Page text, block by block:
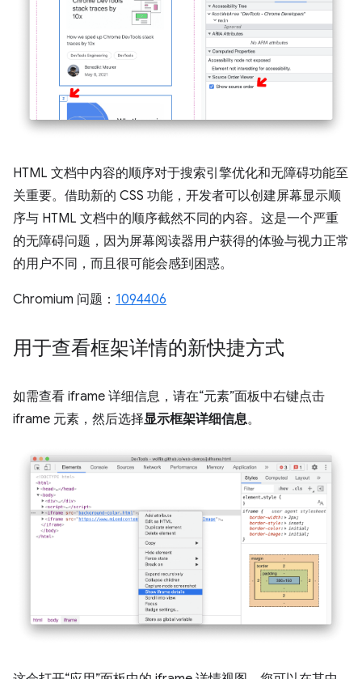
HTML 文档中内容的顺序对于搜索引擎优化和无障碍功能至
关重要。借助新的 CSS 功能，开发者可以创建屏幕显示顺
序与 HTML 文档中的顺序截然不同的内容。这是一个严重
的无障碍问题，因为屏幕阅读器用户获得的体验与视力正常
的用户不同，而且很可能会感到困惑。
Chromium 问题： 1094406
用于查看框架详情的新快捷方式
如需查看 iframe 详细信息，请在“元素”面板中右键点击
iframe 元素，然后选择显示框架详细信息。